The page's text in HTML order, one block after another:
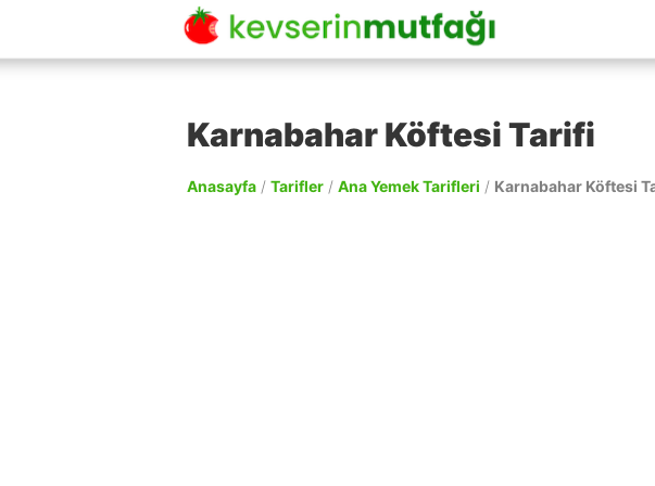
Karnabahar Köftesi Tarifi
Anasayfa / Tarifler / Ana Yemek Tarifleri / Karnabahar Köftesi